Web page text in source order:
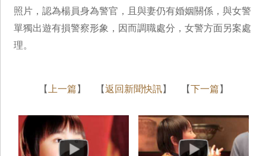
照片，認為楊員身為警官，且與妻仍有婚姻關係，與女警
單獨出遊有損警察形象，因而調職處分，女警方面另案處
理。
【 上一篇 】 【返回新聞快訊】 【下一篇 】